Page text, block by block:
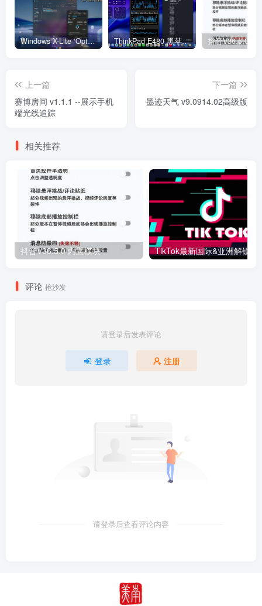
Windows X-Lite ‘Optimum 11’ 25H2 Pro v2 ThinkPad E480 黑苹果完美Tahoe的EFI分享（2026.03.01更新） 抖音V36.5.0 内
上一篇
赛博房间 v1.1.1 --展示手机
端光线追踪
下一篇
墨迹天气 v9.0914.02高级版
相关推荐
抖音V36.5.0 内置模块
评论 抢沙发
请登录后发表评论
登录 注册
请登录后查看评论内容